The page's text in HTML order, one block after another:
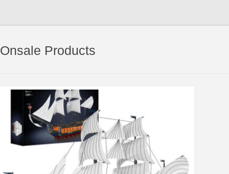
Onsale Products